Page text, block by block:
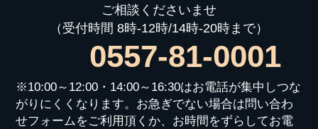
ご相談くださいませ
（受付時間 8時-12時/14時-20時まで）
0557-81-0001
※10:00～12:00・14:00～16:30はお電話が集中しつな
がりにくくなります。お急ぎでない場合は問い合わ
せフォームをご利用頂くか、お時間をずらしてお電